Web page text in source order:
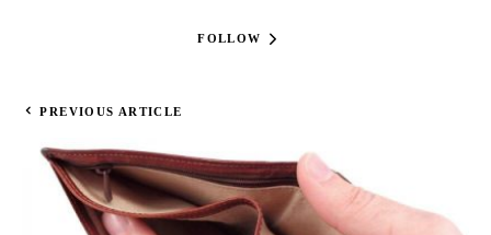
FOLLOW
PREVIOUS ARTICLE